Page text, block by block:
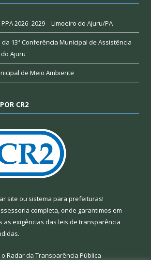
2026–2029 – Limoeiro do Ajuru/PA
13ª Conferência Municipal de Assistência
Ajuru
de Meio Ambiente
CR2
site ou sistema para prefeituras!
completa, onde garantimos em
as exigências das leis de transparência
o Radar da Transparência Pública